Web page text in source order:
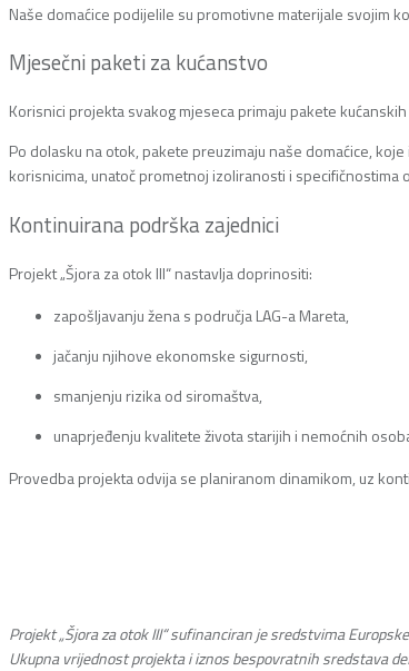
Naše domaćice podijelile su promotivne materijale svojim
Mjesečni paketi za kućanstvo
Korisnici projekta svakog mjeseca primaju pakete
Po dolasku na otok, pakete preuzimaju naše domaćice,
korisnicima, unatoč prometnoj izoliranosti i specifičnostima
Kontinuirana podrška zajednici
Projekt „Šjora za otok III“ nastavlja doprinositi:
zapošljavanju žena s područja LAG-a Mareta,
jačanju njihove ekonomske sigurnosti,
smanjenju rizika od siromaštva,
unaprjeđenju kvalitete života starijih i nemoćnih
Provedba projekta odvija se planiranom dinamikom, uz
Projekt „Šjora za otok III“ sufinanciran je sredstvima
Ukupna vrijednost projekta i iznos bespovratnih sredstava